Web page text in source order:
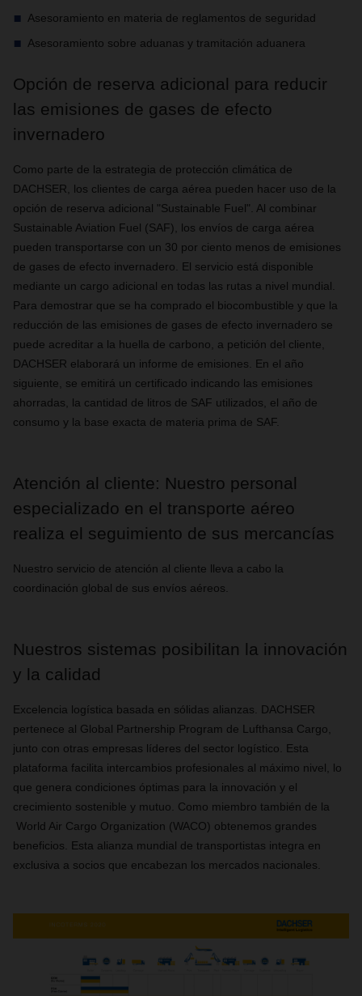
Asesoramiento en materia de reglamentos de seguridad
Asesoramiento sobre aduanas y tramitación aduanera
Opción de reserva adicional para reducir
las emisiones de gases de efecto
invernadero
Como parte de la estrategia de protección climática de
DACHSER, los clientes de carga aérea pueden hacer uso de la
opción de reserva adicional "Sustainable Fuel". Al combinar
Sustainable Aviation Fuel (SAF), los envíos de carga aérea
pueden transportarse con un 30 por ciento menos de emisiones
de gases de efecto invernadero. El servicio está disponible
mediante un cargo adicional en todas las rutas a nivel mundial.
Para demostrar que se ha comprado el biocombustible y que la
reducción de las emisiones de gases de efecto invernadero se
puede acreditar a la huella de carbono, a petición del cliente,
DACHSER elaborará un informe de emisiones. En el año
siguiente, se emitirá un certificado indicando las emisiones
ahorradas, la cantidad de litros de SAF utilizados, el año de
consumo y la base exacta de materia prima de SAF.
Atención al cliente: Nuestro personal
especializado en el transporte aéreo
realiza el seguimiento de sus mercancías
Nuestro servicio de atención al cliente lleva a cabo la
coordinación global de sus envíos aéreos.
Nuestros sistemas posibilitan la innovación
y la calidad
Excelencia logística basada en sólidas alianzas. DACHSER
pertenece al Global Partnership Program de Lufthansa Cargo,
junto con otras empresas líderes del sector logístico. Esta
plataforma facilita intercambios profesionales al máximo nivel, lo
que genera condiciones óptimas para la innovación y el
crecimiento sostenible y mutuo. Como miembro también de la
World Air Cargo Organization (WACO) obtenemos grandes
beneficios. Esta alianza mundial de transportistas integra en
exclusiva a socios que encabezan los mercados nacionales.